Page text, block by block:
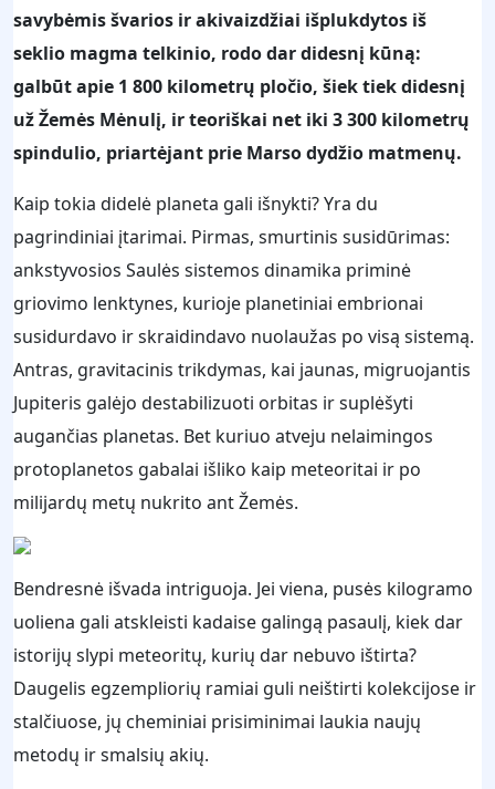
savybėmis švarios ir akivaizdžiai išplukdytos iš
seklio magma telkinio, rodo dar didesnį kūną:
galbūt apie 1 800 kilometrų pločio, šiek tiek didesnį
už Žemės Mėnulį, ir teoriškai net iki 3 300 kilometrų
spindulio, priartėjant prie Marso dydžio matmenų.
Kaip tokia didelė planeta gali išnykti? Yra du
pagrindiniai įtarimai. Pirmas, smurtinis susidūrimas:
ankstyvosios Saulės sistemos dinamika priminė
griovimo lenktynes, kurioje planetiniai embrionai
susidurdavo ir skraidindavo nuolaužas po visą sistemą.
Antras, gravitacinis trikdymas, kai jaunas, migruojantis
Jupiteris galėjo destabilizuoti orbitas ir suplėšyti
augančias planetas. Bet kuriuo atveju nelaimingos
protoplanetos gabalai išliko kaip meteoritai ir po
milijardų metų nukrito ant Žemės.
Bendresnė išvada intriguoja. Jei viena, pusės kilogramo
uoliena gali atskleisti kadaise galingą pasaulį, kiek dar
istorijų slypi meteoritų, kurių dar nebuvo ištirta?
Daugelis egzempliorių ramiai guli neištirti kolekcijose ir
stalčiuose, jų cheminiai prisiminimai laukia naujų
metodų ir smalsių akių.